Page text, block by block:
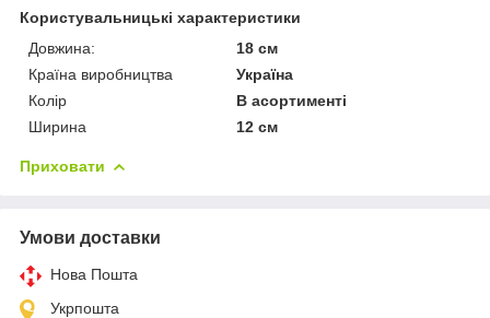
Користувальницькі характеристики
Довжина:
18 см
Країна виробництва
Україна
Колір
В асортименті
Ширина
12 см
Приховати
Умови доставки
Нова Пошта
Укрпошта